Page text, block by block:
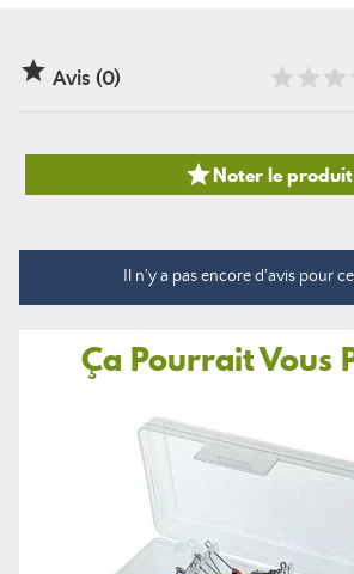
 Avis (0)
Noter le produit
Il n'y a pas encore d'avis pour
Ça Pourrait Vous